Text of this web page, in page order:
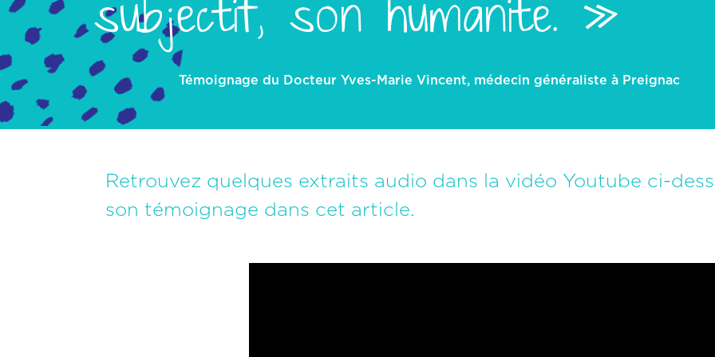
subjectif, son humanité. »
Témoignage du Docteur Yves-Marie Vincent, médecin généraliste à Preignac
Retrouvez quelques extraits audio dans la vidéo Youtube ci-
son témoignage dans cet article.